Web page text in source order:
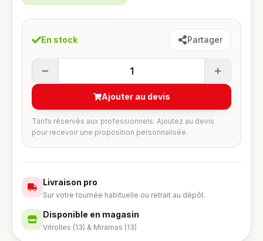
En stock Partager
1
Ajouter au devis
Tarifs réservés aux professionnels. Ajoutez au devis
pour recevoir une proposition personnalisée.
Livraison pro
Sur votre tournée habituelle ou retrait au dépôt.
Disponible en magasin
Vitrolles (13) & Miramas (13)